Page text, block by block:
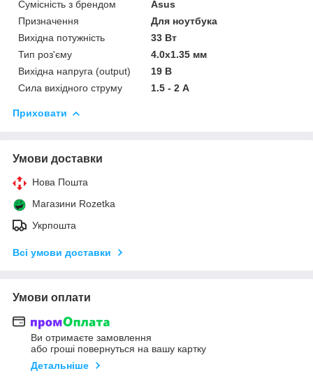
Сумісність з брендом
Asus
Призначення
Для ноутбука
Вихідна потужність
33 Вт
Тип роз'єму
4.0x1.35 мм
Вихідна напруга (output)
19 В
Сила вихідного струму
1.5 - 2 А
Приховати
Умови доставки
Нова Пошта
Магазини Rozetka
Укрпошта
Всі умови доставки
Умови оплати
Ви отримаєте замовлення
або гроші повернуться на вашу картку
Детальніше